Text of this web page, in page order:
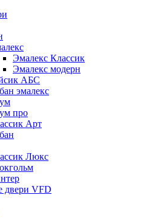
Эмалекс Классик
Эмалекс модерн
АБС
эмалекс
про
Арт
Люкс
двери VFD